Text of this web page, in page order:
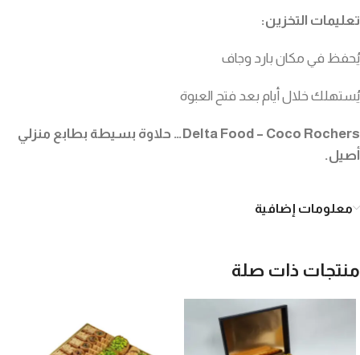
تعليمات التخزين:
يُحفظ في مكان بارد وجاف
يُستهلك خلال أيام بعد فتح العبوة
Delta Food – Coco Rochers… حلاوة بسيطة بطابع منزلي
أصيل.
معلومات إضافية
منتجات ذات صلة